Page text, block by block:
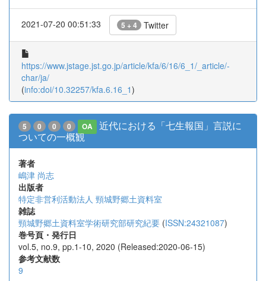
2021-07-20 00:51:33 5 + 4 Twitter
https://www.jstage.jst.go.jp/article/kfa/6/16/6_1/_article/-
char/ja/
(info:doi/10.32257/kfa.6.16_1)
5 0 0 0 OA
近代における「七生報国」言説に
ついての一概観
著者
嶋津 尚志
出版者
特定非営利活動法人 頸城野郷土資料室
雑誌
頸城野郷土資料室学術研究部研究紀要 (ISSN:24321087)
巻号頁・発行日
vol.5, no.9, pp.1-10, 2020 (Released:2020-06-15)
参考文献数
9